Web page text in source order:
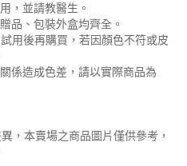
，並請教醫生。
品、包裝外盒均齊全。
用後再購買，若因顏色不符或皮
係造成色差，請以實際商品為
，本賣場之商品圖片僅供參考，